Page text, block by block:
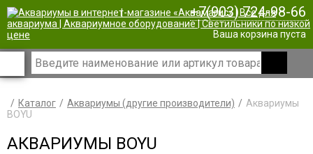
| +7(903) 724-98-66
Ваша корзина пуста
Каталог Аквариумы (другие производители)
Аквариумы
BOYU
АКВАРИУМЫ BOYU